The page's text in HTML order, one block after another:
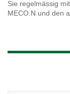
Sie regelmässig
MECO.N und den